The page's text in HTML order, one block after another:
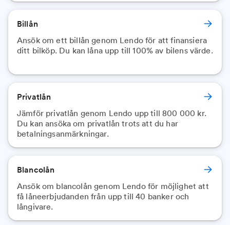
Billån
Ansök om ett billån genom Lendo för att finansiera
ditt bilköp. Du kan låna upp till 100% av bilens värde.
Privatlån
Jämför privatlån genom Lendo upp till 800 000 kr.
Du kan ansöka om privatlån trots att du har
betalningsanmärkningar.
Blancolån
Ansök om blancolån genom Lendo för möjlighet att
få låneerbjudanden från upp till 40 banker och
långivare.